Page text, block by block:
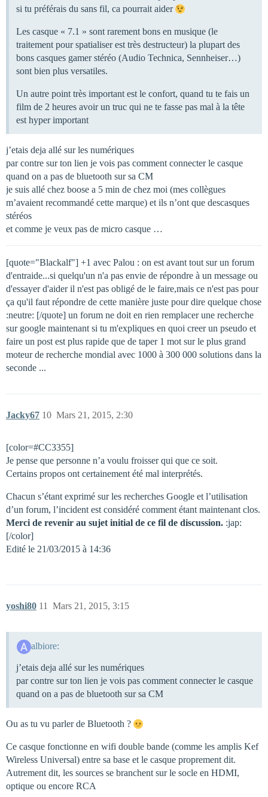
si tu préférais du sans fil, ca pourrait aider
Les casque « 7.1 » sont rarement bons en musique (le
traitement pour spatialiser est très destructeur) la plupart des
bons casques gamer stéréo (Audio Technica, Sennheiser…)
sont bien plus versatiles.
Un autre point très important est le confort, quand tu te fais un
film de 2 heures avoir un truc qui ne te fasse pas mal à la tête
est hyper important
j’etais deja allé sur les numériques
par contre sur ton lien je vois pas comment connecter le casque
quand on a pas de bluetooth sur sa CM
je suis allé chez boose a 5 min de chez moi (mes collègues
m’avaient recommandé cette marque) et ils n’ont que descasques
stéréos
et comme je veux pas de micro casque …
[quote="Blackalf"] +1 avec Palou : on est avant tout sur un forum
d'entraide...si quelqu'un n'a pas envie de répondre à un message ou
d'essayer d'aider il n'est pas obligé de le faire,mais ce n'est pas pour
ça qu'il faut répondre de cette manière juste pour dire quelque chose
:neutre: [/quote] un forum ne doit en rien remplacer une recherche
sur google maintenant si tu m'expliques en quoi creer un pseudo et
faire un post est plus rapide que de taper 1 mot sur le plus grand
moteur de recherche mondial avec 1000 à 300 000 solutions dans la
seconde ...
Jacky67 Mars 21, 2015, 2:30
10
[color=#CC3355]
Je pense que personne n’a voulu froisser qui que ce soit.
Certains propos ont certainement été mal interprétés.
Chacun s’étant exprimé sur les recherches Google et l’utilisation
d’un forum, l’incident est considéré comment étant maintenant clos.
Merci de revenir au sujet initial de ce fil de discussion. :jap:
[/color]
Edité le 21/03/2015 à 14:36
yoshi80 Mars 21, 2015, 3:15
11
albiore:
j’etais deja allé sur les numériques
par contre sur ton lien je vois pas comment connecter le casque
quand on a pas de bluetooth sur sa CM
Ou as tu vu parler de Bluetooth ?
Ce casque fonctionne en wifi double bande (comme les amplis Kef
Wireless Universal) entre sa base et le casque proprement dit.
Autrement dit, les sources se branchent sur le socle en HDMI,
optique ou encore RCA